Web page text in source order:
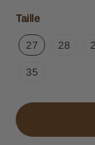
price
Taille
27 28
35